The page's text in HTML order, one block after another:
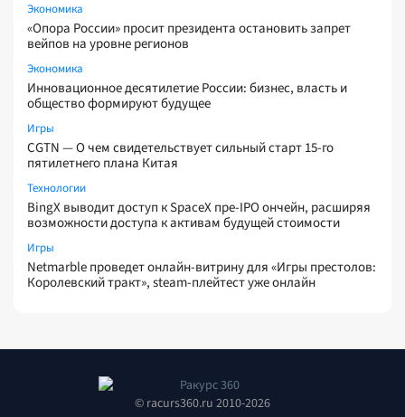
Экономика
«Опора России» просит президента остановить запрет
вейпов на уровне регионов
Экономика
Инновационное десятилетие России: бизнес, власть и
общество формируют будущее
Игры
CGTN — О чем свидетельствует сильный старт 15-го
пятилетнего плана Китая
Технологии
BingX выводит доступ к SpaceX пре-IPO ончейн, расширяя
возможности доступа к активам будущей стоимости
Игры
Netmarble проведет онлайн-витрину для «Игры престолов:
Королевский тракт», steam-плейтест уже онлайн
© racurs360.ru 2010-2026